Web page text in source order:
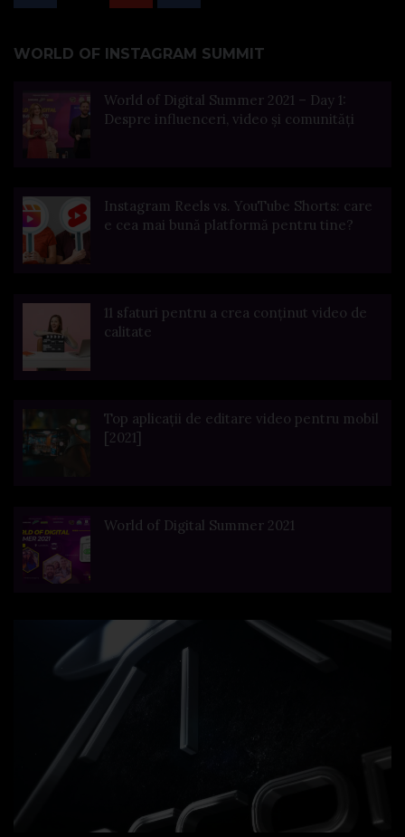
WORLD OF INSTAGRAM SUMMIT
World of Digital Summer 2021 – Day 1:
Despre influenceri, video și comunități
Instagram Reels vs. YouTube Shorts: care
e cea mai bună platformă pentru tine?
11 sfaturi pentru a crea conținut video de
calitate
Top aplicații de editare video pentru mobil
[2021]
World of Digital Summer 2021